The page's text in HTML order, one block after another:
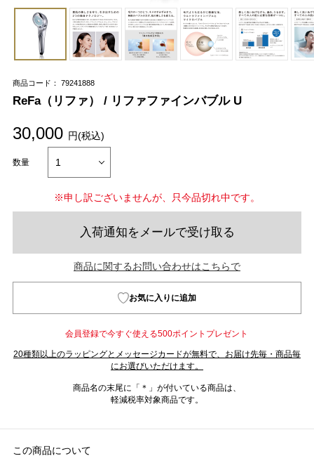
商品コード： 79241888
ReFa（リファ） / リファファインバブル U
30,000 円(税込)
数量
※申し訳ございませんが、只今品切れ中です。
入荷通知をメールで受け取る
商品に関するお問い合わせはこちらで
お気に入りに追加
会員登録で今すぐ使える500ポイントプレゼント
20種類以上のラッピングとメッセージカードが無料で、お届け先毎・商品毎
にお選びいただけます。
商品名の末尾に「＊」が付いている商品は、
軽減税率対象商品です。
この商品について